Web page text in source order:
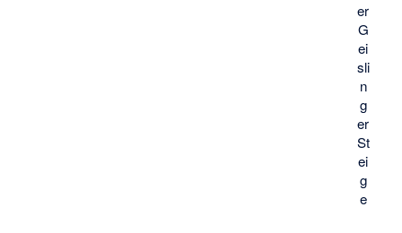
er
G
ei
sli
n
g
er
St
ei
g
e